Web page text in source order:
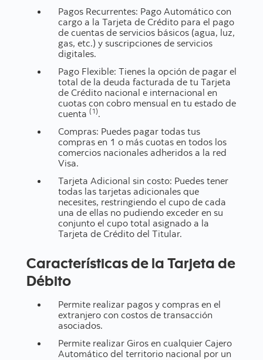
Pagos Recurrentes: Pago Automático con
cargo a la Tarjeta de Crédito para el pago
de cuentas de servicios básicos (agua, luz,
gas, etc.) y suscripciones de servicios
digitales.
Pago Flexible: Tienes la opción de pagar el
total de la deuda facturada de tu Tarjeta
de Crédito nacional e internacional en
cuotas con cobro mensual en tu estado de
cuenta (1).
Compras: Puedes pagar todas tus
compras en 1 o más cuotas en todos los
comercios nacionales adheridos a la red
Visa.
Tarjeta Adicional sin costo: Puedes tener
todas las tarjetas adicionales que
necesites, restringiendo el cupo de cada
una de ellas no pudiendo exceder en su
conjunto el cupo total asignado a la
Tarjeta de Crédito del Titular.
Características de la Tarjeta de
Débito
Permite realizar pagos y compras en el
extranjero con costos de transacción
asociados.
Permite realizar Giros en cualquier Cajero
Automático del territorio nacional por un